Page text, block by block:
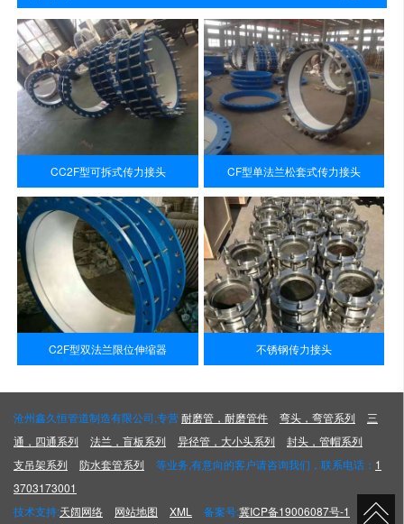
CC2F型可拆式传力接头 CF型单法兰松套式传力接头
C2F型双法兰限位伸缩器 不锈钢传力接头
沧州鑫久恒管道制造有限公司,专营耐磨管，耐磨管件 弯头，弯管系列
三
通，四通系列
法兰，盲板系列 异径管，大小头系列
封头，管帽系列
支吊架系列
防水套管系列 等业务,有意向的客户请咨询我们，联系电话： 1
3703173001
技术支持:天阔网络 网站地图 XML 备案号:冀ICP备19006087号-1